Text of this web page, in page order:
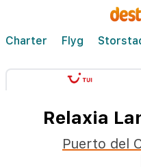
Charter Flyg
Relaxia
Puerto del